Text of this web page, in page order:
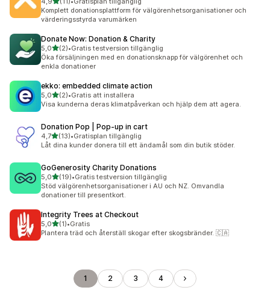
11 recensioner totalt
Komplett donationsplattform för välgörenhetsorganisationer och
värderingsstyrda varumärken
Donate Now: Donation & Charity
5,0av 5 stjärnor
(2)
2 recensioner totalt
•Gratis testversion tillgänglig
Öka försäljningen med en donationsknapp för välgörenhet och
enkla donationer
ekko: embedded climate action
5,0av 5 stjärnor
(2)
2 recensioner totalt
•Gratis att installera
Visa kunderna deras klimatpåverkan och hjälp dem att agera.
Donation Pop | Pop‑up in cart
4,7av 5 stjärnor
(13)
13 recensioner totalt
•Gratisplan tillgänglig
Låt dina kunder donera till ett ändamål som din butik stöder.
GoGenerosity Charity Donations
5,0av 5 stjärnor
(19)
19 recensioner totalt
•Gratis testversion tillgänglig
Stöd välgörenhetsorganisationer i AU och NZ. Omvandla
donationer till presentkort.
Integrity Trees at Checkout
5,0av 5 stjärnor
(1)
1 recensioner totalt
•Gratis
Plantera träd och återställ skogar efter skogsbränder. 🇨🇦
1 2 3 4